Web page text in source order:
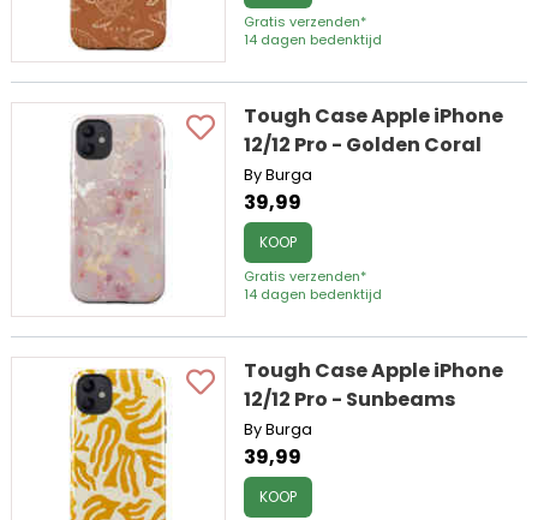
Gratis verzenden*
14 dagen bedenktijd
Tough Case Apple iPhone
12/12 Pro - Golden Coral
By Burga
39,99
KOOP
Gratis verzenden*
14 dagen bedenktijd
Tough Case Apple iPhone
12/12 Pro - Sunbeams
By Burga
39,99
KOOP